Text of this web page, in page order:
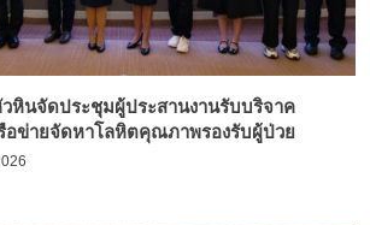
หินจัดประชุมผู้ประสานงานรับบริจาค
อข่ายจัดหาโลหิตคุณภาพรองรับผู้ป่วย